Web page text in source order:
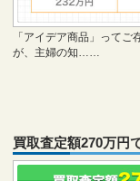
「アイデア商品」って
が、主婦の知……
買取査定額270万円